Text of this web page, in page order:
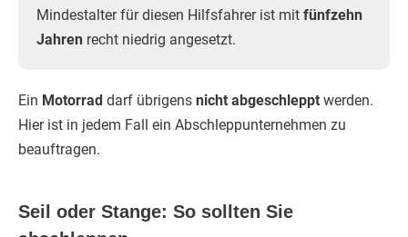
Mindestalter für diesen Hilfsfahrer ist mit fünfzehn
Jahren recht niedrig angesetzt.
Ein Motorrad darf übrigens nicht abgeschleppt werden.
Hier ist in jedem Fall ein Abschleppunternehmen zu
beauftragen.
Seil oder Stange: So sollten Sie